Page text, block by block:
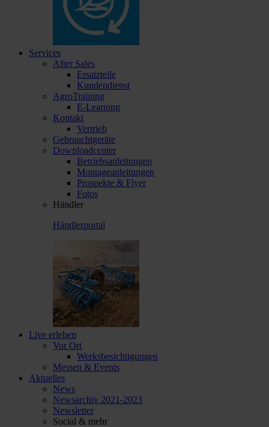
Services
After Sales
Ersatzteile
Kundendienst
AgroTraining
E-Learning
Kontakt
Vertrieb
Gebrauchtgeräte
Downloadcenter
Betriebsanleitungen
Montageanleitungen
Prospekte & Flyer
Fotos
Händler
Händlerportal
Live erleben
Vor Ort
Werksbesichtigungen
Messen & Events
Aktuelles
News
Newsarchiv 2021-2023
Newsletter
Social & mehr